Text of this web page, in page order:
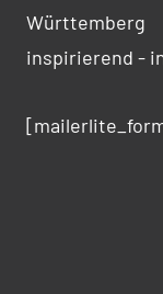
Württemberg
inspirierend -